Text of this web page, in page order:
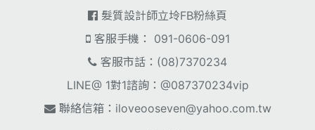
髮質設計師立坽FB粉絲頁
客服手機： 091-0606-091
客服市話：(08)7370234
LINE@ 1對1諮詢：@087370234vip
聯絡信箱： iloveooseven@yahoo.com.tw